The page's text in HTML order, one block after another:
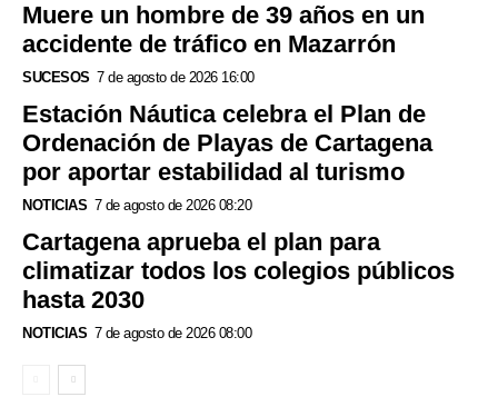
Muere un hombre de 39 años en un
accidente de tráfico en Mazarrón
SUCESOS 7 de agosto de 2026 16:00
Estación Náutica celebra el Plan de
Ordenación de Playas de Cartagena
por aportar estabilidad al turismo
NOTICIAS 7 de agosto de 2026 08:20
Cartagena aprueba el plan para
climatizar todos los colegios públicos
hasta 2030
NOTICIAS 7 de agosto de 2026 08:00